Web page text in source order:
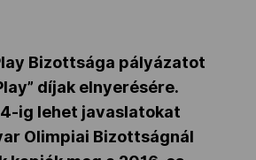
Bizottsága pályázatot
díjak elnyerésére.
4-ig lehet javaslatokat
Olimpiai Bizottságnál